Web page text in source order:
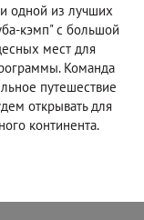
одной из лучших
кэмп" с большой
мест для
Команда
путешествие
открывать для
континента.